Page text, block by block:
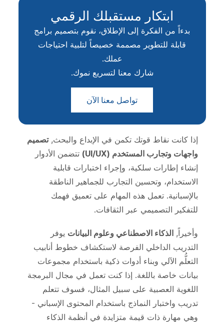
ابتكار مستقبلك الرقمي
بدءاً من الفكرة إلى الإطلاق، نقوم بتصميم برامج
قابلة للتطوير مصممة خصيصاً لتلبية احتياجات
عملك.
شارك معنا لتسريع نموك.
تواصل معنا الآن
إذا كانت نقاط قوتك تكمن في الإبداع والبحث,تصميم
واجهات وتجارب المستخدم (UI/UX)
تتضمن الأدوار
إنشاء إطارات سلكية، وإجراء اختبارات قابلية
الاستخدام، وتحسين التجارب للجماهير الناطقة
بالإسبانية. تعمل هذه المهام على تعميق فهمك
للتفكير التصميمي عبر الثقافات.
وأخيراً, الذكاء الاصطناعي وعلوم البيانات يوفر
التدريب الداخلي الفرصة لاستكشاف خطوط أنابيب
التعلُّم الآلي وبناء أدوات ذكية باستخدام مجموعات
بيانات خاصة باللغة. إذا كنت تعمل في مجال البرمجة
اللغوية العصبية على سبيل المثال، فسوف تتعلم
تدريب واختبار النماذج باستخدام المحتوى الإسباني -
وهي مهارة ذات قيمة متزايدة في أنظمة الذكاء